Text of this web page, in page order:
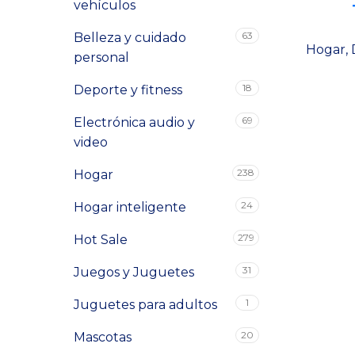
vehículos
Belleza y cuidado
personal
63
Deporte y fitness 18
Electrónica audio y
video
69
Hogar 238
Hogar inteligente 24
Hot Sale 279
Juegos y Juguetes 31
Juguetes para adultos 1
Mascotas 20
Hogar,